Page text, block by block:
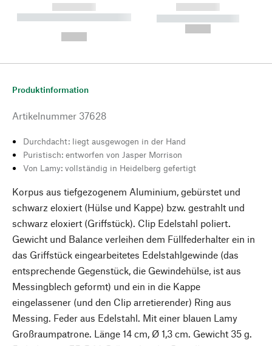
------------
----------- ----------- --------
------------
----------- -----------
Produktinformation
Artikelnummer 37628
Durchdacht: liegt ausgewogen in der Hand
Puristisch: entworfen von Jasper Morrison
Von Lamy: vollständig in Heidelberg gefertigt
Korpus aus tiefgezogenem Aluminium, gebürstet und
schwarz eloxiert (Hülse und Kappe) bzw. gestrahlt und
schwarz eloxiert (Griffstück). Clip Edelstahl poliert.
Gewicht und Balance verleihen dem Füllfederhalter ein in
das Griffstück eingearbeitetes Edelstahlgewinde (das
entsprechende Gegenstück, die Gewindehülse, ist aus
Messingblech geformt) und ein in die Kappe
eingelassener (und den Clip arretierender) Ring aus
Messing. Feder aus Edelstahl. Mit einer blauen Lamy
Großraumpatrone. Länge 14 cm, Ø 1,3 cm. Gewicht 35 g.